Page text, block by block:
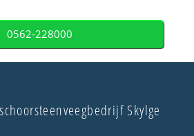
0562-228000
Skylge